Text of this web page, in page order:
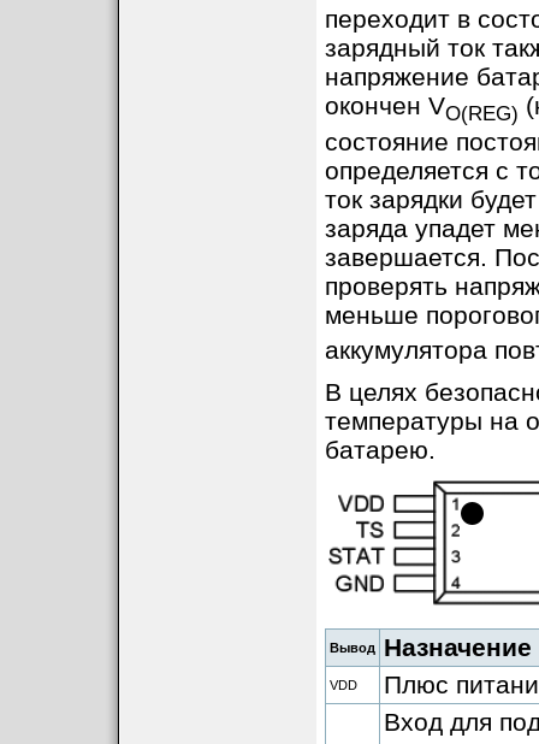
переходит в
зарядный ток
напряжение
окончен VO(REG)
состояние
определяется с
ток зарядки
заряда упадет
завершается.
проверять
меньше
аккумулятора
В целях
температуры на
батарею.
Вывод Назначение
VDD Плюс
Вход для